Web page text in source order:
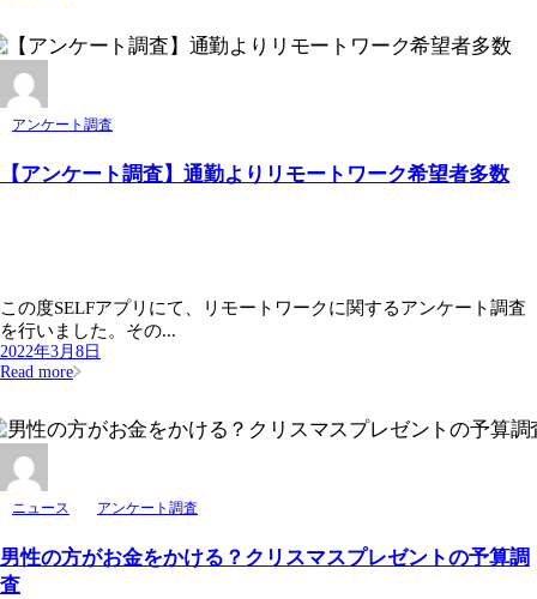
アンケート調査
【アンケート調査】通勤よりリモートワーク希望者多数
この度SELFアプリにて、リモートワークに関するアンケート調査
を行いました。その...
2022年3月8日
Read more
ニュース アンケート調査
男性の方がお金をかける？クリスマスプレゼントの予算調
査